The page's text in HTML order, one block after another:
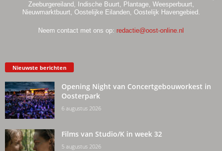
Zeeburgereiland, Indische Buurt, Plantage, Weesperbuurt,
Nieuwmarktbuurt, Oostelijke Eilanden, Oostelijk Havengebied.
Neem contact met ons op: redactie@oost-online.nl
Nieuwste berichten
Opening Night van Concertgebouworkest in
Oosterpark
6 augustus 2026
Films van Studio/K in week 32
5 augustus 2026